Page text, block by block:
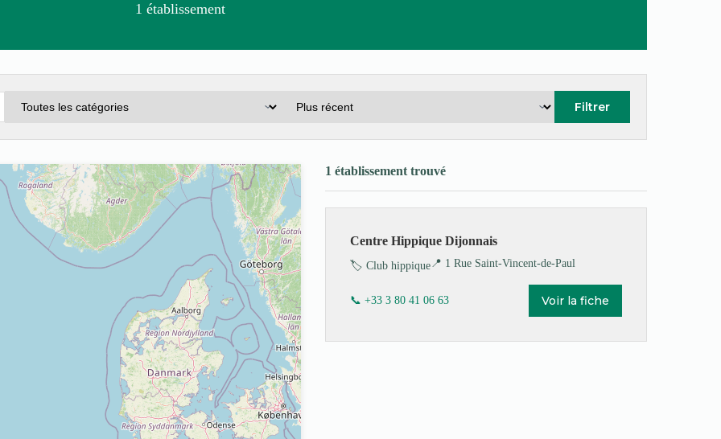
1 établissement
Filtrer
1 établissement trouvé
Centre Hippique Dijonnais
🏷️ Club hippique📍 1 Rue Saint-Vincent-de-Paul
📞 +33 3 80 41 06 63 Voir la fiche